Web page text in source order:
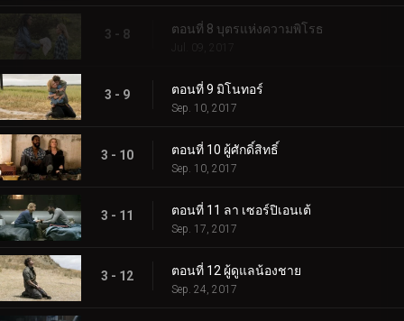
3 - 8 ตอนที่ 8 บุตรแห่งความพิโรธ
Jul. 09, 2017
3 - 9 ตอนที่ 9 มิโนทอร์
Sep. 10, 2017
3 - 10 ตอนที่ 10 ผู้ศักดิ์สิทธิ์
Sep. 10, 2017
3 - 11 ตอนที่ 11 ลา เซอร์ปิเอนเต้
Sep. 17, 2017
3 - 12 ตอนที่ 12 ผู้ดูแลน้องชาย
Sep. 24, 2017